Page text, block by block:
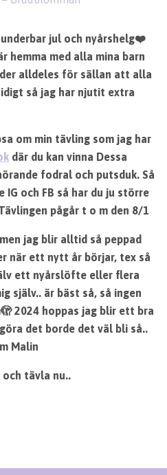
jul och nyårshelg❤️
hemma med alla mina barn
alldeles för sällan att alla
så jag har njutit extra
om min tävling som jag har
där du kan vinna Dessa
fodral och putsduk. Så
IG och FB så har du ju större
pågår t o m den 8/1
jag blir alltid så peppad
när ett nytt år börjar, tex så
ett nyårslöfte eller flera
själv.. är bäst så, så ingen
2024 hoppas jag blir ett bra
det borde det väl bli så..
Malin
tävla nu..